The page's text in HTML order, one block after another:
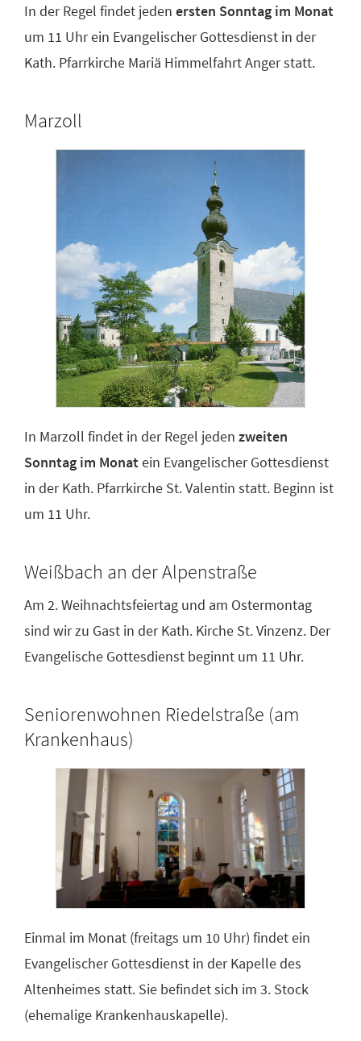
In der Regel findet jeden ersten Sonntag im Monat
um 11 Uhr ein Evangelischer Gottesdienst in der
Kath. Pfarrkirche Mariä Himmelfahrt Anger statt.
Marzoll
In Marzoll findet in der Regel jeden zweiten
Sonntag im Monatein Evangelischer Gottesdienst
in der Kath. Pfarrkirche St. Valentin statt. Beginn ist
um 11 Uhr.
Weißbach an der Alpenstraße
Am 2. Weihnachtsfeiertag und am Ostermontag
sind wir zu Gast in der Kath. Kirche St. Vinzenz. Der
Evangelische Gottesdienst beginnt um 11 Uhr.
Seniorenwohnen Riedelstraße (am
Krankenhaus)
Einmal im Monat (freitags um 10 Uhr) findet ein
Evangelischer Gottesdienst in der Kapelle des
Altenheimes statt. Sie befindet sich im 3. Stock
(ehemalige Krankenhauskapelle).